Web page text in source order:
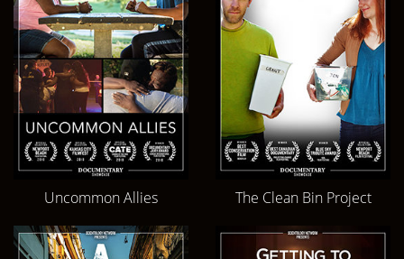
Uncommon Allies The Clean Bin Project